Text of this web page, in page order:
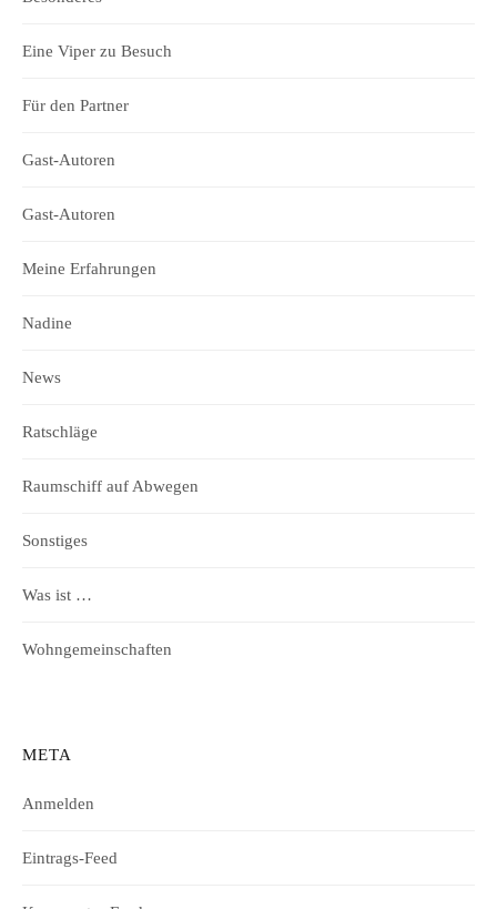
Eine Viper zu Besuch
Für den Partner
Gast-Autoren
Gast-Autoren
Meine Erfahrungen
Nadine
News
Ratschläge
Raumschiff auf Abwegen
Sonstiges
Was ist …
Wohngemeinschaften
META
Anmelden
Eintrags-Feed